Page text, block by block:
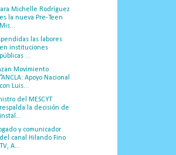
Michelle Rodríguez
es la nueva Pre-Teen
Mis...
las labores
en instituciones
públicas ...
Movimiento
“ANCLA: Apoyo Nacional
con Luis...
del MESCYT
respalda la decisión de
instal...
y comunicador
del canal Hilando Fino
TV, A...